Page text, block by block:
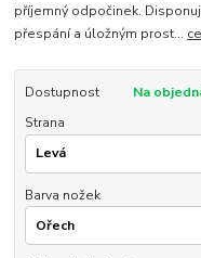
příjemný odpočinek.
přespání a úložným prost...
Dostupnost
Na
Strana
Barva nožek